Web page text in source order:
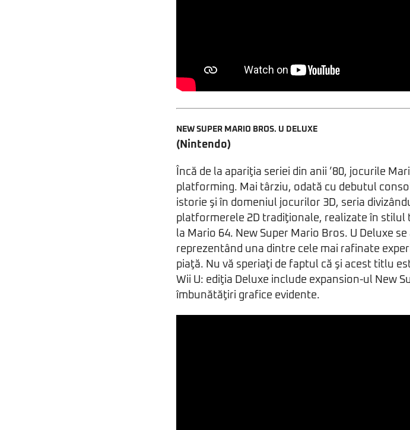
NEW SUPER MARIO BROS. U DELUXE
(Nintendo)
Încă de la apariţia seriei din anii ’80, jocurile
platforming. Mai târziu, odată cu debutul
istorie şi în domeniul jocurilor 3D, seria
platformerele 2D tradiţionale, realizate în
la Mario 64. New Super Mario Bros. U Deluxe
reprezentând una dintre cele mai rafinate
piaţă. Nu vă speriaţi de faptul că şi acest titlu
Wii U: ediţia Deluxe include expansion-ul New
îmbunătăţiri grafice evidente.